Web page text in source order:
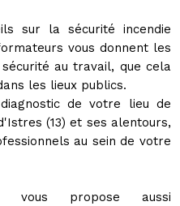
sur la sécurité incendie
vous donnent les
au travail, que cela
les lieux publics.
de votre lieu de
(13) et ses alentours,
au sein de votre
vous propose aussi